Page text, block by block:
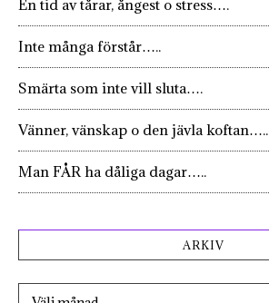
En tid av tårar, ångest o stress….
Inte många förstår…..
Smärta som inte vill sluta….
Vänner, vänskap o den jävla koftan…..
Man FÅR ha dåliga dagar…..
ARKIV
Arkiv